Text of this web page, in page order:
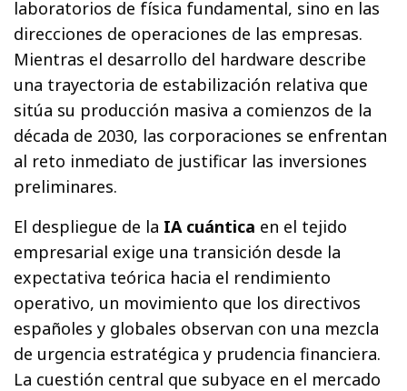
laboratorios de física fundamental, sino en las
direcciones de operaciones de las empresas.
Mientras el desarrollo del hardware describe
una trayectoria de estabilización relativa que
sitúa su producción masiva a comienzos de la
década de 2030, las corporaciones se enfrentan
al reto inmediato de justificar las inversiones
preliminares.
El despliegue de la IA cuántica en el tejido
empresarial exige una transición desde la
expectativa teórica hacia el rendimiento
operativo, un movimiento que los directivos
españoles y globales observan con una mezcla
de urgencia estratégica y prudencia financiera.
La cuestión central que subyace en el mercado